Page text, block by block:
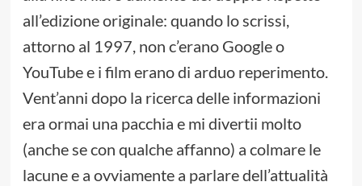
all’edizione originale: quando lo scrissi,
attorno al 1997, non c’erano Google o
YouTube e i film erano di arduo reperimento.
Vent’anni dopo la ricerca delle informazioni
era ormai una pacchia e mi divertii molto
(anche se con qualche affanno) a colmare le
lacune e a ovviamente a parlare dell’attualità